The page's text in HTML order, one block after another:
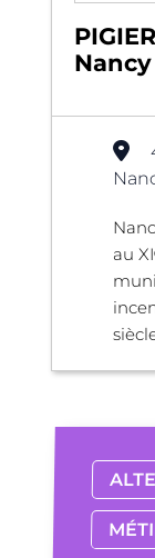
Nancy
au